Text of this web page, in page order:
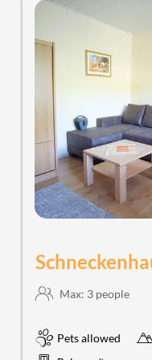
Max: 3 people
Pets allowed